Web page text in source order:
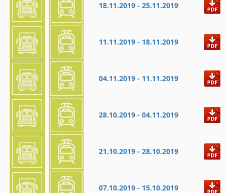
18.11.2019 - 25.11.2019
11.11.2019 - 18.11.2019
04.11.2019 - 11.11.2019
28.10.2019 - 04.11.2019
21.10.2019 - 28.10.2019
07.10.2019 - 15.10.2019